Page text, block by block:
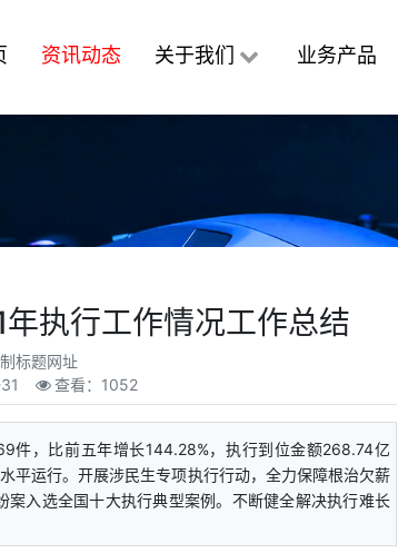
资讯动态 关于我们 业务产品
执行工作情况工作总结
标题网址
查看：1052
件，比前五年增长144.28%，执行到位金额268.74亿
平运行。开展涉民生专项执行行动，全力保障根治欠薪
入选全国十大执行典型案例。不断健全解决执行难长